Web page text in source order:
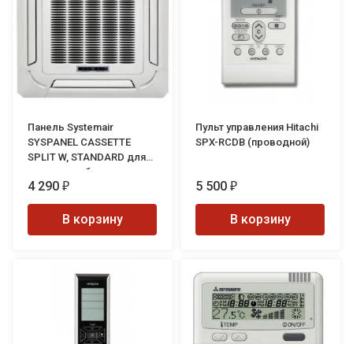
Панель Systemair
SYSPANEL CASSETTE
SPLIT W, STANDARD для
кассетных блоков
SuperSlim
4 290 ₽
В корзину
Пульт управления Hitachi
SPX-RCDB (проводной)
5 500 ₽
В корзину